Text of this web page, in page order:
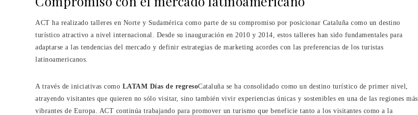
ACT ha realizado talleres en Norte y Sudamérica como parte de su compromiso por posicionar Cataluña como un destino
turístico atractivo a nivel internacional. Desde su inauguración en 2010 y 2014, estos talleres han sido fundamentales para
adaptarse a las tendencias del mercado y definir estrategias de marketing acordes con las preferencias de los turistas
latinoamericanos.
A través de iniciativas como LATAM Días de regresoCataluña se ha consolidado como un destino turístico de primer nivel,
atrayendo visitantes que quieren no sólo visitar, sino también vivir experiencias únicas y sostenibles en una de las regiones más
vibrantes de Europa. ACT continúa trabajando para promover un turismo que beneficie tanto a los visitantes como a la